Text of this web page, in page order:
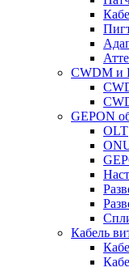
CWDM и
GEPON
OLT
Кабель